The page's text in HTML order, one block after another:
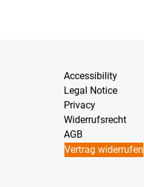
Accessibility
Legal Notice
Privacy
Widerrufsrecht
AGB
Vertrag widerrufen